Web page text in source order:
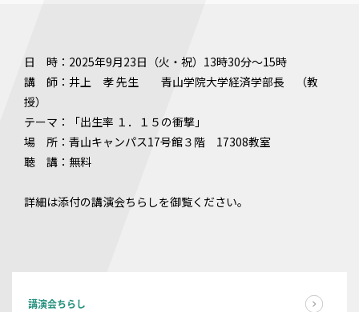
日 時：2025年9月23日（火・祝）13時30分〜15時
講 師：井上 孝 先生 青山学院大学経済学部長 （教
授）
テーマ：「出生率 １．１５の衝撃」
場 所：青山キャンパス17号館３階 17308教室
聴 講：無料
詳細は添付の講演会ちらしを御覧ください。
講演会ちらし